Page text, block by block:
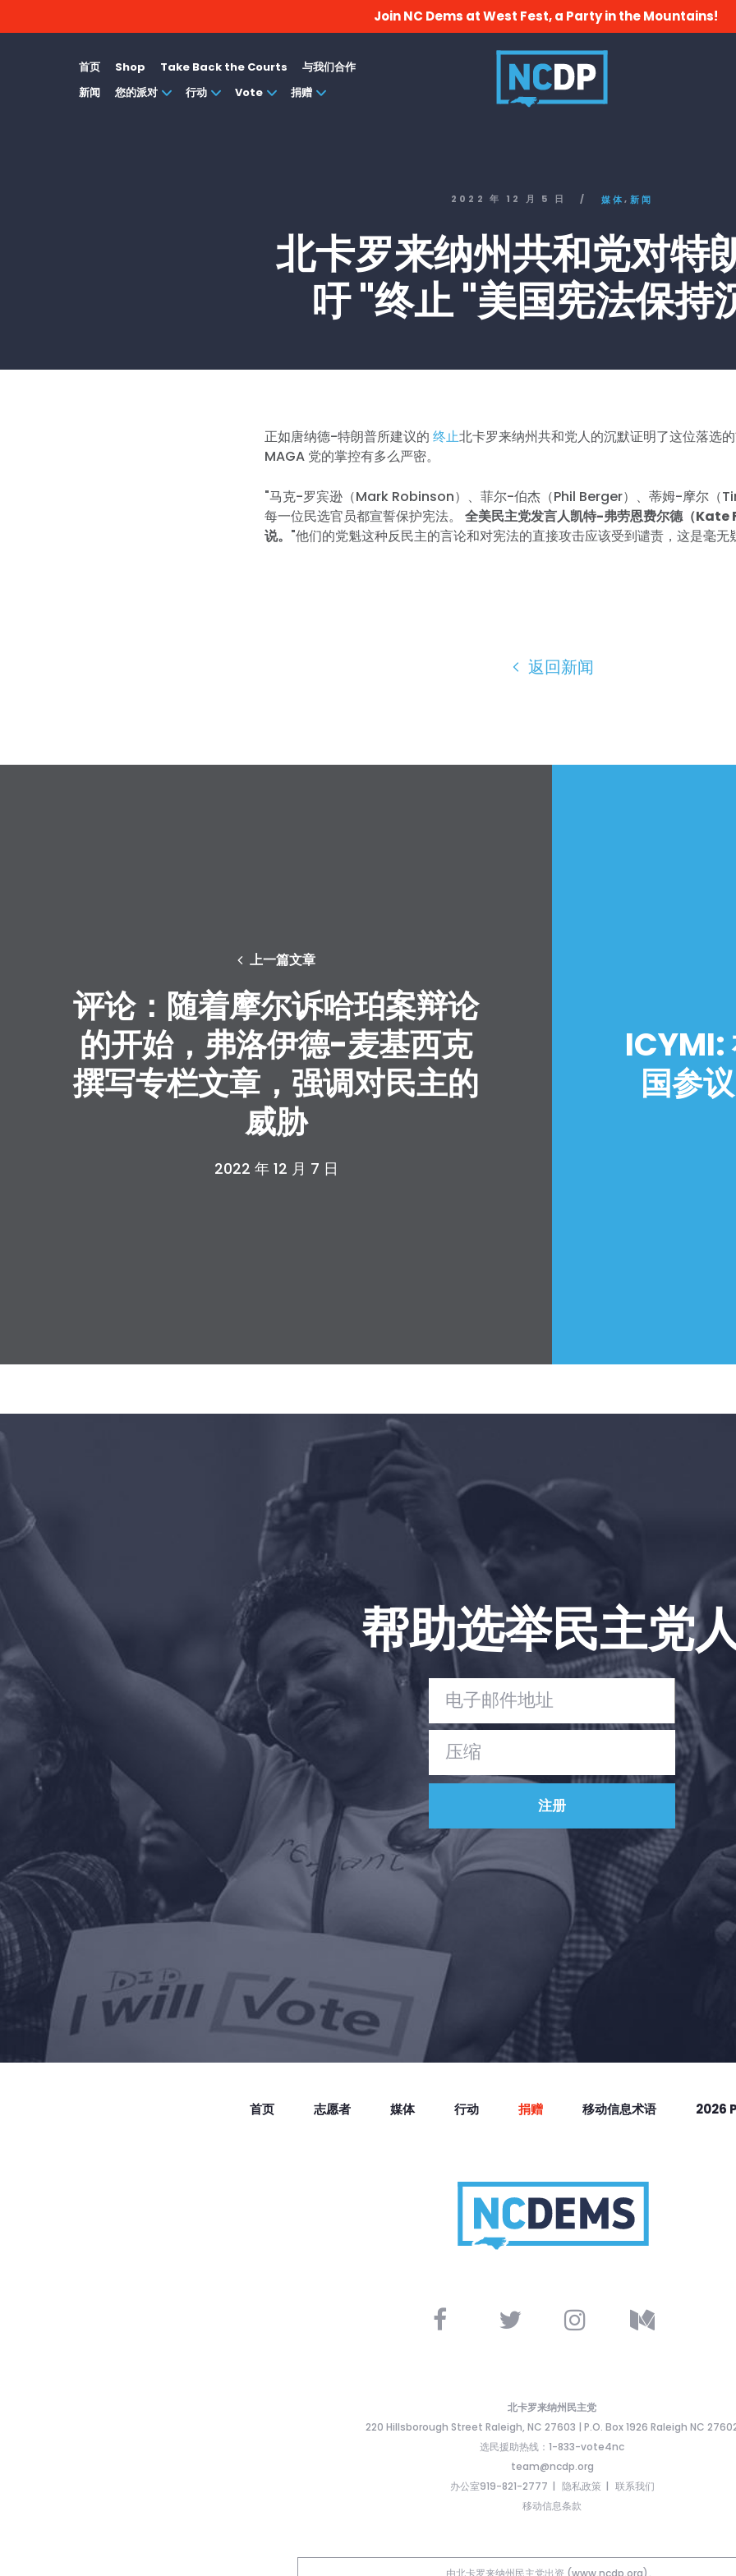
行动
Join NC Dems at West Fest, a Party in the Mountains!
首页 Shop Take Back the Courts
与我们合作
新闻
您的派对 行动 Vote 捐赠
2022 年 12 月 5 日 / 媒体, 新闻
北卡罗来纳州共和党对特
吁 "终止 "美国宪法保持
正如唐纳德-特朗普所建议的终止北卡罗来纳州共和党人的沉默证明了这位落选
MAGA 党的掌控有多么严密。
"马克-罗宾逊（Mark Robinson）、菲尔-伯杰（Phil Berger）、蒂姆-摩尔（
每一位民选官员都宣誓保护宪法。全美民主党发言人凯特-弗劳恩费尔德（
说。 "他们的党魁这种反民主的言论和对宪法的直接攻击应该受到谴责，这是毫无
返回新闻
上一篇文章
评论：随着摩尔诉哈珀案辩论
的开始，弗洛伊德-麦基西克
撰写专栏文章，强调对民主的
威胁
2022 年 12 月 7 日
ICYMI:
国参
帮助选举民主党
首页 志愿者 媒体 行动 捐赠 移动信息术语 2026
北卡罗来纳州民主党
220 Hillsborough Street Raleigh, NC 27603 | P.O. Box 1926 Raleigh NC
选民援助热线：1-833-vote4nc
team@ncdp.org
办公室919-821-2777
隐私政策
联系我们
移动信息条款
由北卡罗来纳州民主党出资 (www.ncdp.org)。